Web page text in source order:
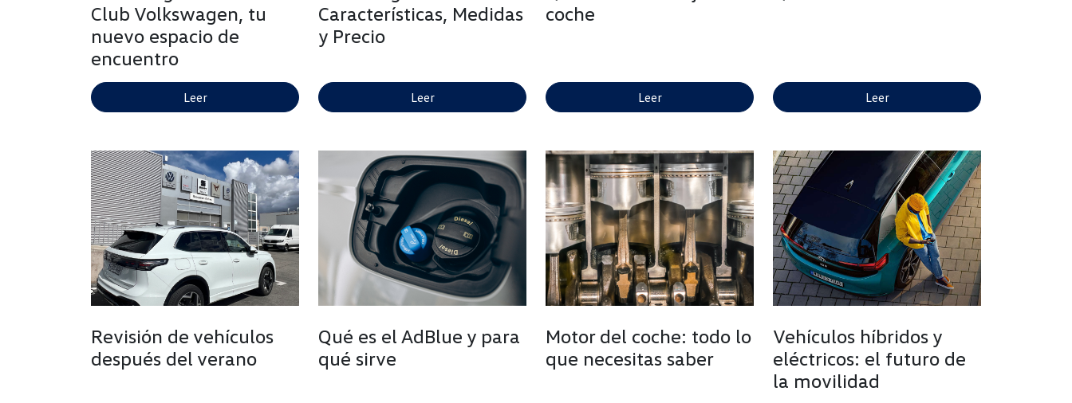
Club Volkswagen, tu
nuevo espacio de
encuentro
Leer
Características, Medidas
y Precio
Leer
coche
Leer Leer
Revisión de vehículos
después del verano
Qué es el AdBlue y para
qué sirve
Motor del coche: todo lo
que necesitas saber
Vehículos híbridos y
eléctricos: el futuro de
la movilidad